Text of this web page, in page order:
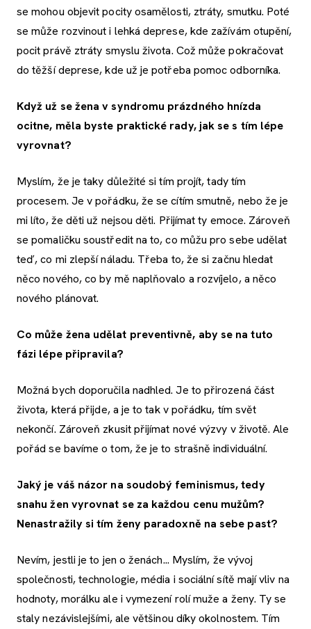
se mohou objevit pocity osamělosti, ztráty, smutku. Poté
se může rozvinout i lehká deprese, kde zažívám otupění,
pocit právě ztráty smyslu života. Což může pokračovat
do těžší deprese, kde už je potřeba pomoc odborníka.
Když už se žena v syndromu prázdného hnízda
ocitne, měla byste praktické rady, jak se s tím lépe
vyrovnat?
Myslím, že je taky důležité si tím projít, tady tím
procesem. Je v pořádku, že se cítím smutně, nebo že je
mi líto, že děti už nejsou děti. Přijímat ty emoce. Zároveň
se pomaličku soustředit na to, co můžu pro sebe udělat
teď, co mi zlepší náladu. Třeba to, že si začnu hledat
něco nového, co by mě naplňovalo a rozvíjelo, a něco
nového plánovat.
Co může žena udělat preventivně, aby se na tuto
fázi lépe připravila?
Možná bych doporučila nadhled. Je to přirozená část
života, která přijde, a je to tak v pořádku, tím svět
nekončí. Zároveň zkusit přijímat nové výzvy v životě. Ale
pořád se bavíme o tom, že je to strašně individuální.
Jaký je váš názor na soudobý feminismus, tedy
snahu žen vyrovnat se za každou cenu mužům?
Nenastražily si tím ženy paradoxně na sebe past?
Nevím, jestli je to jen o ženách... Myslím, že vývoj
společnosti, technologie, média i sociální sítě mají vliv na
hodnoty, morálku ale i vymezení rolí muže a ženy. Ty se
staly nezávislejšími, ale většinou díky okolnostem. Tím